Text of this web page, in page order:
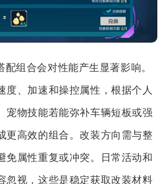
配组合会对性能产生显著影响。
度、加速和操控属性，根据个人
宠物技能若能弥补车辆短板或强
更高效的组合。改装方向需与整
免属性重复或冲突。日常活动和
忽视，这些是稳定获取改装材料